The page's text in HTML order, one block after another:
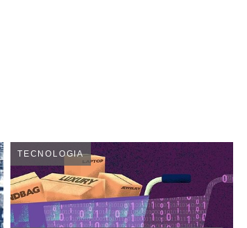
TECNOLOGIA